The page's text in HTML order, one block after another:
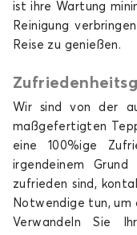
ist ihre Wartung
Reinigung
Reise zu genießen.
Wir sind von der
maßgefertigten
eine 100%ige
irgendeinem
zufrieden sind,
Notwendige tun, um
Verwandeln Sie